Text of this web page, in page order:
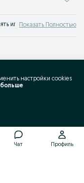
или сдать квартиру
Показать Полностью
Чат Профиль
настройки cookies